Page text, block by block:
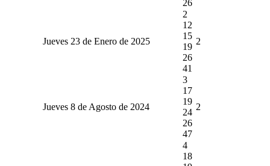
26
Jueves 23 de Enero de 2025
2
12
15
19
26
41
2
Jueves 8 de Agosto de 2024
3
17
19
24
26
47
2
4
18